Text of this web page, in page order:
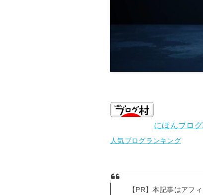
にほんブロ
人気ブログランキング
【PR】本記事はアフ